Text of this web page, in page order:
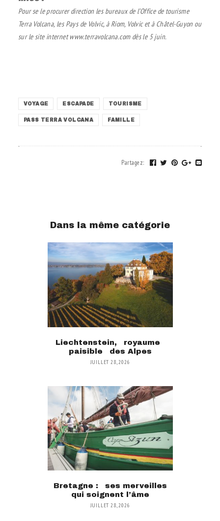
Pour se le procurer direction les bureaux de l’Office de tourisme
Terra Volcana, les Pays de Volvic, à Riom, Volvic et à Châtel-Guyon ou
sur le site internet www.terravolcana.com dès le 5 juin.
VOYAGE ESCAPADE TOURISME
PASS TERRA VOLCANA FAMILLE
Partagez:
Dans la même catégorie
Liechtenstein, royaume
paisible des Alpes
JUILLET 28, 2026
Bretagne : ses merveilles
qui soignent l’âme
JUILLET 28, 2026